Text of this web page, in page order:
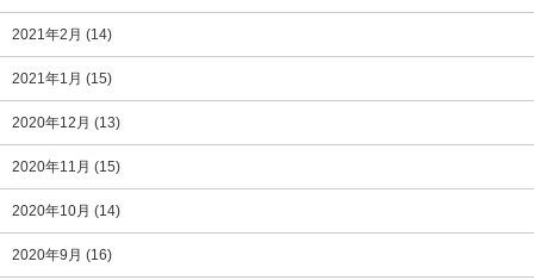
2021年2月 (14)
2021年1月 (15)
2020年12月 (13)
2020年11月 (15)
2020年10月 (14)
2020年9月 (16)